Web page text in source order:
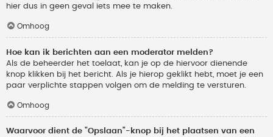
hier dus in geen geval iets mee te maken.
Omhoog
Hoe kan ik berichten aan een moderator melden?
Als de beheerder het toelaat, kan je op de hiervoor dienende
knop klikken bij het bericht. Als je hierop geklikt hebt, moet je een
paar verplichte stappen volgen om de melding te versturen.
Omhoog
Waarvoor dient de "Opslaan"-knop bij het plaatsen van een